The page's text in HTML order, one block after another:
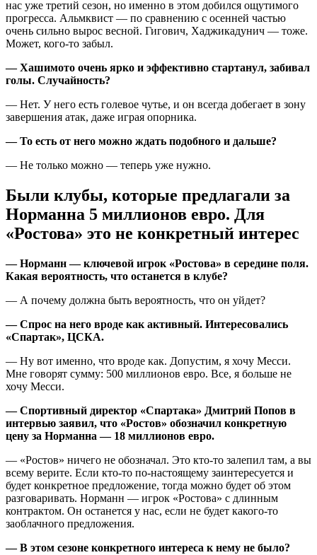
нас уже третий сезон, но именно в этом добился ощутимого
прогресса. Альмквист — по сравнению с осенней частью
очень сильно вырос весной. Гигович, Хаджикадунич — тоже.
Может, кого-то забыл.
— Хашимото очень ярко и эффективно стартанул, забивал
голы. Случайность?
— Нет. У него есть голевое чутье, и он всегда добегает в зону
завершения атак, даже играя опорника.
— То есть от него можно ждать подобного и дальше?
— Не только можно — теперь уже нужно.
Были клубы, которые предлагали за
Норманна 5 миллионов евро. Для
«Ростова» это не конкретный интерес
— Норманн — ключевой игрок «Ростова» в середине поля.
Какая вероятность, что останется в клубе?
— А почему должна быть вероятность, что он уйдет?
— Спрос на него вроде как активный. Интересовались
«Спартак», ЦСКА.
— Ну вот именно, что вроде как. Допустим, я хочу Месси.
Мне говорят сумму: 500 миллионов евро. Все, я больше не
хочу Месси.
— Спортивный директор «Спартака» Дмитрий Попов в
интервью заявил, что «Ростов» обозначил конкретную
цену за Норманна — 18 миллионов евро.
— «Ростов» ничего не обозначал. Это кто-то залепил там, а вы
всему верите. Если кто-то по-настоящему заинтересуется и
будет конкретное предложение, тогда можно будет об этом
разговаривать. Норманн — игрок «Ростова» с длинным
контрактом. Он останется у нас, если не будет какого-то
заоблачного предложения.
— В этом сезоне конкретного интереса к нему не было?